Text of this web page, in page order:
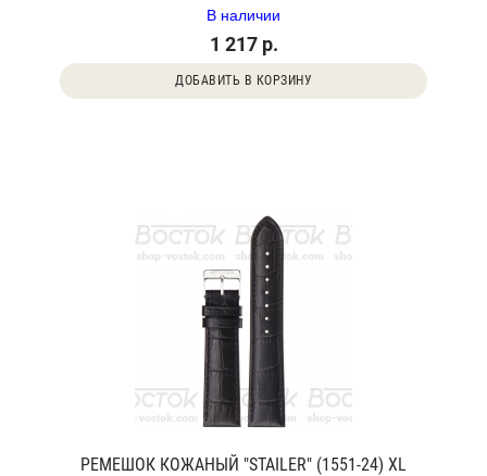
В наличии
1 217 р.
ДОБАВИТЬ В КОРЗИНУ
РЕМЕШОК КОЖАНЫЙ "STAILER" (1551-24) XL